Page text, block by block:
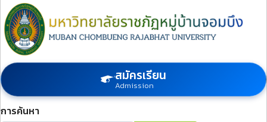
สมัครเรียน
Admission
การค้นหา